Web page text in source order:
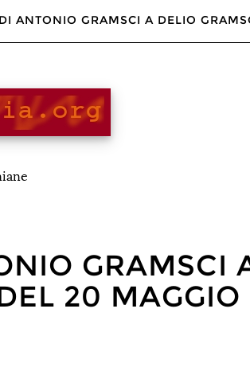
ANTONIO GRAMSCI A DELIO
GRAMSCI
20 MAGGIO